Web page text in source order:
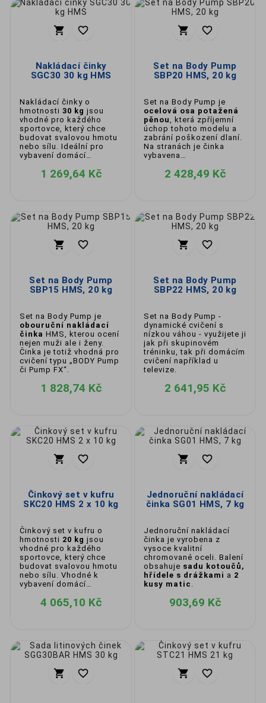
 
Nakládací činky
SGC30 30 kg HMS
Nakládací činky o
hmotnosti 30 kg jsou
vhodné pro každého
sportovce, který chce
budovat svalovou hmotu
nebo sílu. Ideální pro
vybavení domácí
1 269,64 Kč
 
Set na Body Pump
SBP20 HMS, 20 kg
Set na Body Pump je
ocelová osa potažená
pěnou, která zpříjemní
úchop tohoto modelu a
zabrání poškození dlaní.
Na stranách je činka
vybavena
2 428,49 Kč
 
Set na Body Pump
SBP15 HMS, 20 kg
Set na Body Pump je
obouruční nakládací
činka HMS, kterou ocení
nejen muži ale i ženy.
Činka je totiž vhodná pro
cvičení typu „BODY Pump
či Pump FX“.
1 828,74 Kč
 
Set na Body Pump
SBP22 HMS, 20 kg
Set na Body Pump -
dynamické cvičení s
nízkou váhou - využijete ji
jak při skupinovém
tréninku, tak při domácím
cvičení například u
televize.
2 641,95 Kč
 
Činkový set v kufru
SKC20 HMS 2 x 10 kg
Činkový set v kufru o
hmotnosti 20 kg jsou
vhodné pro každého
sportovce, který chce
budovat svalovou hmotu
nebo sílu. Vhodné k
vybavení domácí
4 065,10 Kč
 
Jednoruční nakládací
činka SG01 HMS, 7 kg
Jednoruční nakládací
činka je vyrobena z
vysoce kvalitní
chromované oceli. Balení
obsahuje sadu kotoučů,
hřídele s drážkami a 2
kusy matic .
903,69 Kč
   